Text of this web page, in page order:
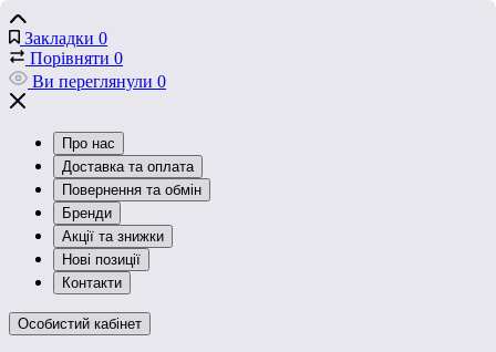
Закладки 0
Порівняти 0
Ви переглянули 0
Про нас
Доставка та оплата
Повернення та обмін
Бренди
Акції та знижки
Нові позиції
Контакти
Особистий кабінет